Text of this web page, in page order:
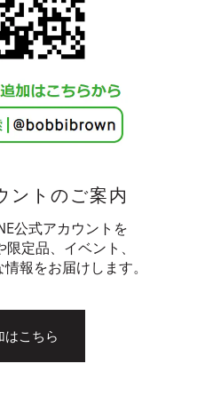
ントのご案内
公式アカウントを
定品、イベント、
報をお届けします。
はこちら